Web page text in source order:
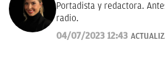
Portadista y redactora.
radio.
04/07/2023 12:43